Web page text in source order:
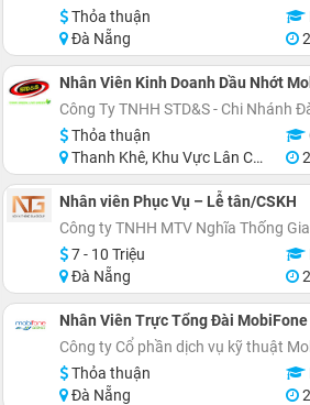
Thỏa thuận
Đà Nẵng
Nhân Viên Kinh Doanh Dầu Nhớt
Công Ty TNHH STD&S - Chi Nhánh
Thỏa thuận
Thanh Khê, Khu Vực Lân Cận Đà Nẵng
Nhân viên Phục Vụ – Lễ tân/CSKH
Công ty TNHH MTV Nghĩa Thống Gia
7 - 10 Triệu
Đà Nẵng
Nhân Viên Trực Tổng Đài
Công ty Cổ phần dịch vụ kỹ thuật
Thỏa thuận
Đà Nẵng